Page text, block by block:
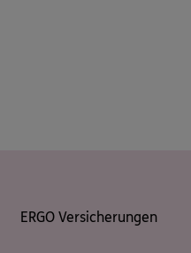
ERGO Versicherungen